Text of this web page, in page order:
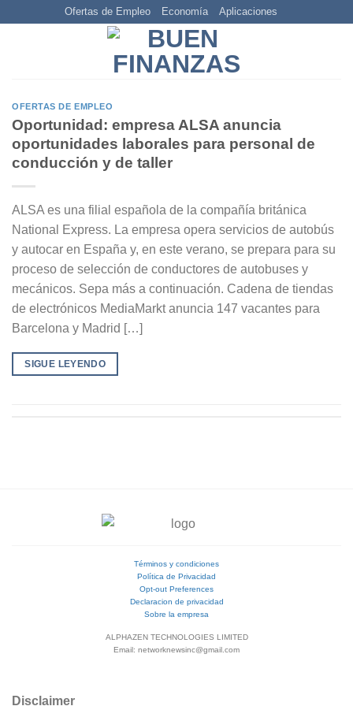
Ofertas de Empleo Economía Aplicaciones
OFERTAS DE EMPLEO
Oportunidad: empresa ALSA anuncia
oportunidades laborales para personal de
conducción y de taller
ALSA es una filial española de la compañía británica
National Express. La empresa opera servicios de autobús
y autocar en España y, en este verano, se prepara para su
proceso de selección de conductores de autobuses y
mecánicos. Sepa más a continuación. Cadena de tiendas
de electrónicos MediaMarkt anuncia 147 vacantes para
Barcelona y Madrid […]
SIGUE LEYENDO
Términos y condiciones
Política de Privacidad
Opt-out Preferences
Declaracion de privacidad
Sobre la empresa
ALPHAZEN TECHNOLOGIES LIMITED
Email: networknewsinc@gmail.com
Disclaimer